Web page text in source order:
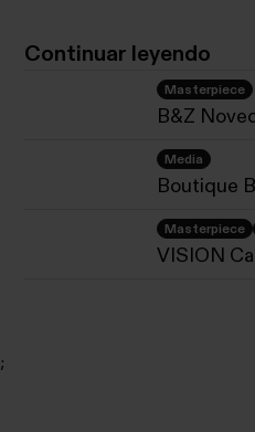
Continuar leyendo
Masterpiece
B&Z
Media
Boutique
Masterpiece
VISION
;